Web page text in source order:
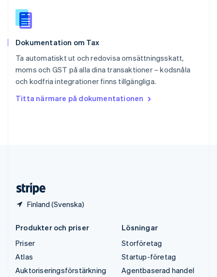
Dokumentation om Tax
Ta automatiskt ut och redovisa omsättningsskatt,
moms och GST på alla dina transaktioner – kodsnåla
och kodfria integrationer finns tillgängliga.
Titta närmare på dokumentationen
Finland (Svenska)
Spanien
Español
English
Sverige
Thailand
ไทยEnglish
English
Produkter och priser
Priser
Atlas
Auktoriseringsförstärkning
Lösningar
Storföretag
Startup-företag
Agentbaserad handel